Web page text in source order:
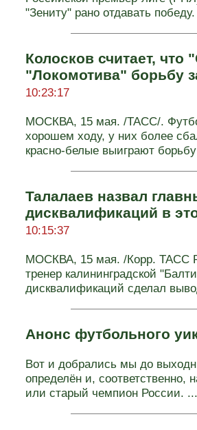
"Зениту" рано отдавать победу.
Колосков считает, что
"Локомотива" борьбу
10:23:17
МОСКВА, 15 мая. /ТАСС/.
хорошем ходу, у них более
красно-белые выиграют
Талалаев назвал
дисквалификаций в
10:15:37
МОСКВА, 15 мая. /Корр. ТАСС
тренер калининградской
дисквалификаций сделал
Анонс футбольного
Вот и добрались мы до
определён и, соответственно,
или старый чемпион России. ...